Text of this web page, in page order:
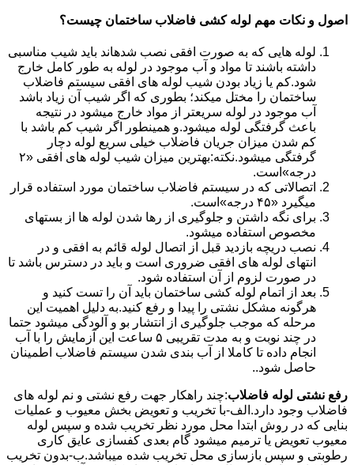
اصول و نکات مهم لوله کشی فاضلاب ساختمان چیست؟
لوله هایی که به صورت افقی نصب شدهاند باید شیب مناسبی
داشته باشند تا مواد و آب موجود در لوله به طور کامل خارج
شود.کم یا زیاد بودن شیب لوله های افقی سیستم فاضلاب
ساختمان را مختل میکند؛ بطوری که اگر شیب آن زیاد باشد
آب موجود در لوله سریعتر از مواد خارج میشود در نتیجه
باعث گرفتگی لوله میشود.و همینطور اگر شیب کم باشد با
کم شدن میزان جریان فاضلاب خیلی سریع لوله دچار
گرفتگی میشود.نکته:بهترین میزان شیب لوله های افقی «۲
درجه»است.
اتصالاتی که در سیستم فاضلاب ساختمان مورد استفاده قرار
میگیرد «۴۵ درجه»است.
برای نگه داشتن و جلوگیری از رها شدن لوله ها از بستهای
مخصوص استفاده میشود.
نصب دریچه بازدید قبل از اتصال لوله قائم به افقی و در
انتهای لوله های افقی ضروری است و باید در دسترس باشد تا
در صورت لزوم از آن استفاده شود.
بعد از اتمام لوله کشی ساختمان باید آن را تست کنید و
هرگونه مشکل نشتی را پیدا و رفع کنید.به دلیل اهمیت این
مرحله که موجب جلوگیری از انتشار بو و آلودگی میشود حتما
در چند نوبت و به مدت تقریبی ۵ ساعت این آزمایش را با آب
انجام داده تا کاملا از آب بندی شدن سیستم فاضلاب اطمینان
حاصل شود..
رفع نشتی لوله فاضلاب:چند راهکار جهت رفع نشتی و نم لوله های
فاضلاب وجود دارد.الف-با تخریب و تعویض بخش معیوب و عملیات
بنایی که در روش ابتدا محل مورد نظر تخریب شده و سپس لوله
معیوب تعویض یا ترمیم میشود گام بعدی کفسازی عایق کاری
رطوبتی و سپس بازسازی محل تخریب شده میباشد.ب-بدون تخریب